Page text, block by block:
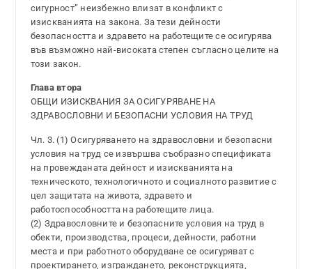
сигурност” неизбежно влизат в конфликт с
изискванията на закона. За тези дейности
безопасността и здравето на работещите се осигурява
във възможно най-високата степен съгласно целите на
този закон.
Глава втора
ОБЩИ ИЗИСКВАНИЯ ЗА ОСИГУРЯВАНЕ НА
ЗДРАВОСЛОВНИ И БЕЗОПАСНИ УСЛОВИЯ НА ТРУД
Чл. 3. (1) Осигуряването на здравословни и безопасни
условия на труд се извършва съобразно спецификата
на провежданата дейност и изискванията на
техническото, технологичното и социалното развитие с
цел защитата на живота, здравето и
работоспособността на работещите лица.
(2) Здравословните и безопасните условия на труд в
обекти, производства, процеси, дейности, работни
места и при работното оборудване се осигуряват с
проектирането, изграждането, реконструкцията,